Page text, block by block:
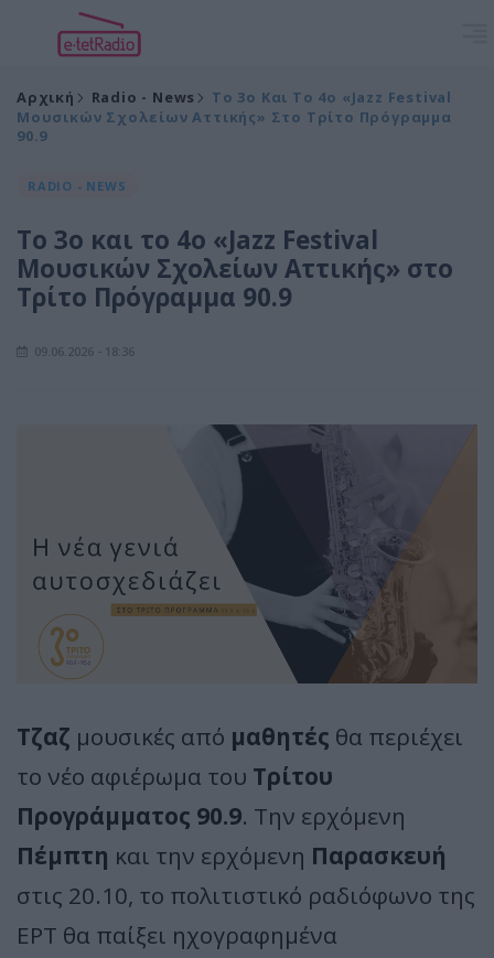
Αρχική Radio - News
Το 3ο Και Το 4ο «Jazz Festival
Μουσικών Σχολείων Αττικής» Στο Τρίτο Πρόγραμμα
90.9
RADIO - NEWS
Το 3ο και το 4ο «Jazz Festival
Μουσικών Σχολείων Αττικής» στο
Τρίτο Πρόγραμμα 90.9
09.06.2026 - 18:36
Τζαζ μουσικές από μαθητές θα περιέχει
το νέο αφιέρωμα του Τρίτου
Προγράμματος 90.9. Την ερχόμενη
Πέμπτη και την ερχόμενη Παρασκευή
στις 20.10, το πολιτιστικό ραδιόφωνο της
ΕΡΤ θα παίξει ηχογραφημένα